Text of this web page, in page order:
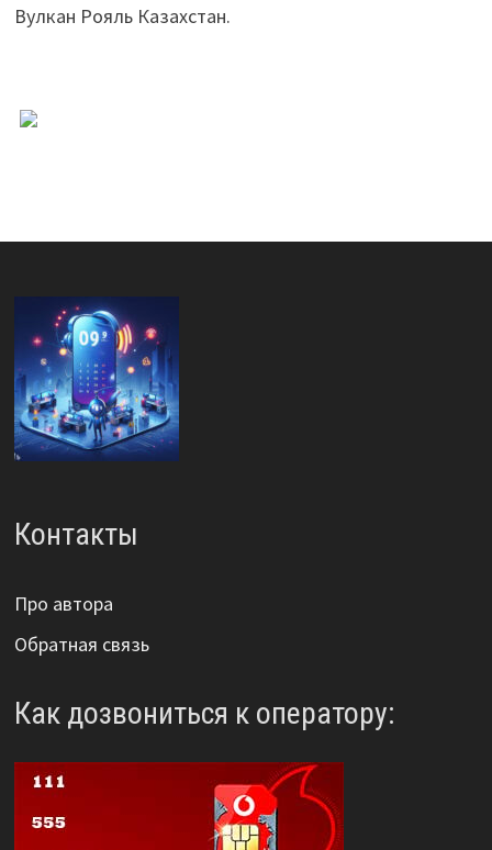
Вулкан Рояль Казахстан.
Контакты
Про автора
Обратная связь
Как дозвониться к оператору: